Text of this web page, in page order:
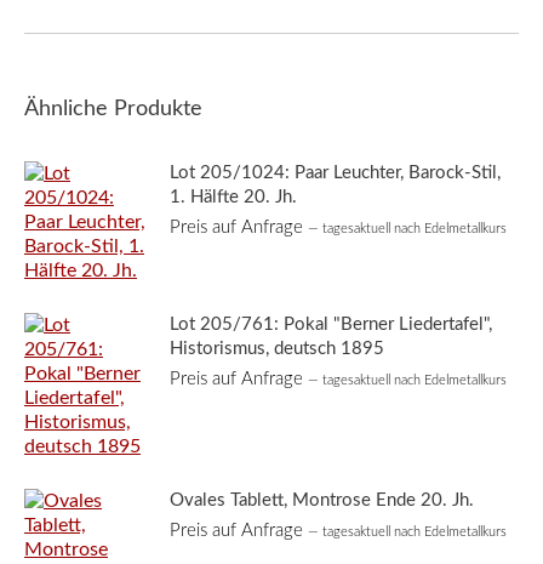
Ähnliche Produkte
Lot 205/1024: Paar Leuchter, Barock-Stil,
1. Hälfte 20. Jh.
Preis auf Anfrage — tagesaktuell nach Edelmetallkurs
Lot 205/761: Pokal "Berner Liedertafel",
Historismus, deutsch 1895
Preis auf Anfrage — tagesaktuell nach Edelmetallkurs
Ovales Tablett, Montrose Ende 20. Jh.
Preis auf Anfrage — tagesaktuell nach Edelmetallkurs